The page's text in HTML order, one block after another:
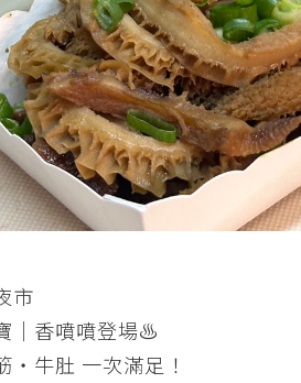
市
｜香噴噴登場♨︎
・牛肚 一次滿足！